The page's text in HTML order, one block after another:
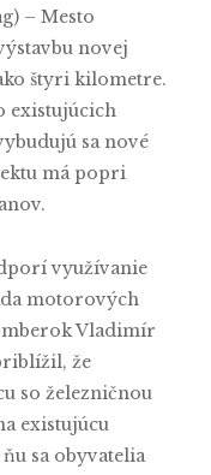
– Mesto
novej
štyri kilometre.
existujúcich
sa nové
má popri
využívanie
motorových
Vladimír
že
so železničnou
existujúcu
sa obyvatelia